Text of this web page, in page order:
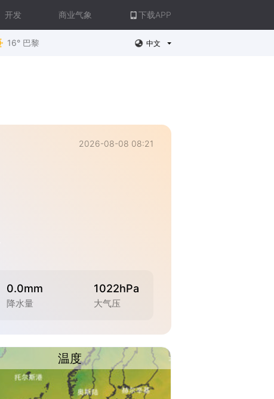
开发 商业气象 下载APP
16° 巴黎 中文
2026-08-08 08:21
0.0mm
降水量
1022hPa
大气压
温度